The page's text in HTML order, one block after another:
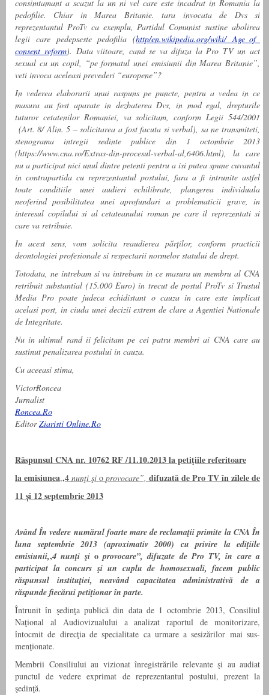
consimtamant a scazut la un ni vel care este incadrat in Romania la
pedofilie. Chiar in Marea Britanie. tara invocata de Dvs si
reprezentantul ProTv ca exemplu, Partidul Comunist sustine abolirea
legii care pedepseste pedofilia (http/en.wikipedia.org/wiki/ Age_of_
consent_reform). Data viitoare, cand se va difuza la Pro TV un act
sexual cu un copil, “pe formatul unei emisiunii din Marea Britanie”,
veti invoca aceleasi prevederi “europene”?
In vederea elaborarii unui raspuns pe puncte, pentru a vedea in ce
masura au fost aparate in dezbaterea Dvs, in mod egal, drepturile
tuturor cetatenilor Romaniei, va solicitam, conform Legii 544/2001
(Art. 8/ Alin. 5 – solicitarea a fost facuta si verbal), sa ne transmiteti,
stenograma intregii sedinte publice din 1 octombrie 2013
(https://www.cna.ro/Extras-din-procesul-verbal-al,6406.html), la care
nu a participat nici unul dintre petenti pentru a isi putea spune cuvantul
in contrapartida cu reprezentantul postului, fara a fi intrunite astfel
toate conditiile unei audieri echilibrate, plangerea individuala
neoferind posibilitatea unei aprofundari a problematicii grave, in
interesul copilului si al cetateanului roman pe care il reprezentati si
care va retribuie.
In acest sens, vom solicita reaudierea părților, conform practicii
deontologiei profesionale si respectarii normelor statului de drept.
Totodata, ne intrebam si va intrebam in ce masura un membru al CNA
retribuit substantial (15.000 Euro) in trecut de postul ProTv si Trustul
Media Pro poate judeca echidistant o cauza in care este implicat
acelasi post, in ciuda unei decizii extrem de clare a Agentiei Nationale
de Integritate.
Nu in ultimul rand ii felicitam pe cei patru membri ai CNA care au
sustinut penalizarea postului in cauza.
Cu aceeasi stima,
VictorRoncea
Jurnalist
Roncea.Ro
EditorZiaristi Online.Ro
Răspunsul CNA nr. 10762 RF /11.10.2013 la petiţiile referitoare
laemisiunea,,4 nunţi şi o provocare”, difuzată de Pro TV în zilelede
11 și 12 septembrie2013
Având În vedere numărul foarte mare de reclamaţii primite la CNA În
luna septembrie 2013 (aproximativ 2000) cu privire la ediţiile
emisiunii,,4 nunţi şi oprovocare”, difuzate de Pro TV, în carea
participat la concurs şi un cuplu de homosexuali, facem public
răspunsul instituţiei, neavând capacitatea administrativă dea
răspunde fiecărui petiţionar în parte.
Întrunit în şedinţa publică din data de 1 octombrie 2013, Consiliul
Naţional al Audiovizualului a analizat raportul de monitorizare,
întocmit de direcţia de specialitate ca urmare a sesizărilor mai sus-
menţionate.
Membrii Consiliului au vizionat înregistrările relevante şi au audiat
punctul de vedere exprimat de reprezentantul postului, prezent la
şedinţă.